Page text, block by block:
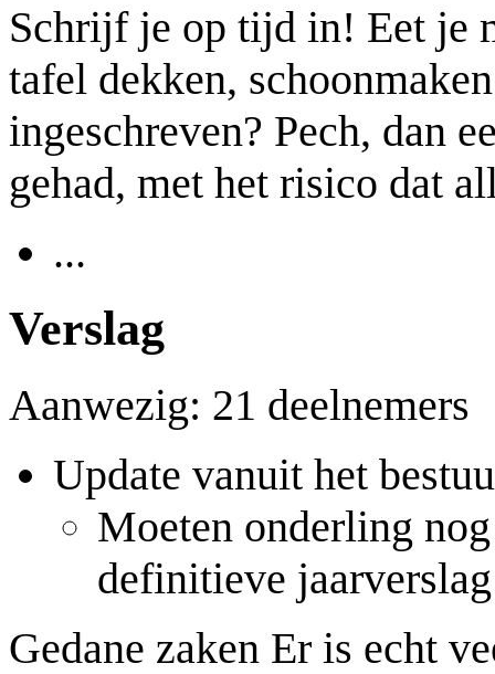
Schrijf je op tijd in! Eet je
tafel dekken,
ingeschreven? Pech, dan
gehad, met het risico dat
...
Verslag
Aanwezig: 21 deelnemers
Update vanuit het
Moeten onderling
definitieve
Gedane zaken Er is echt